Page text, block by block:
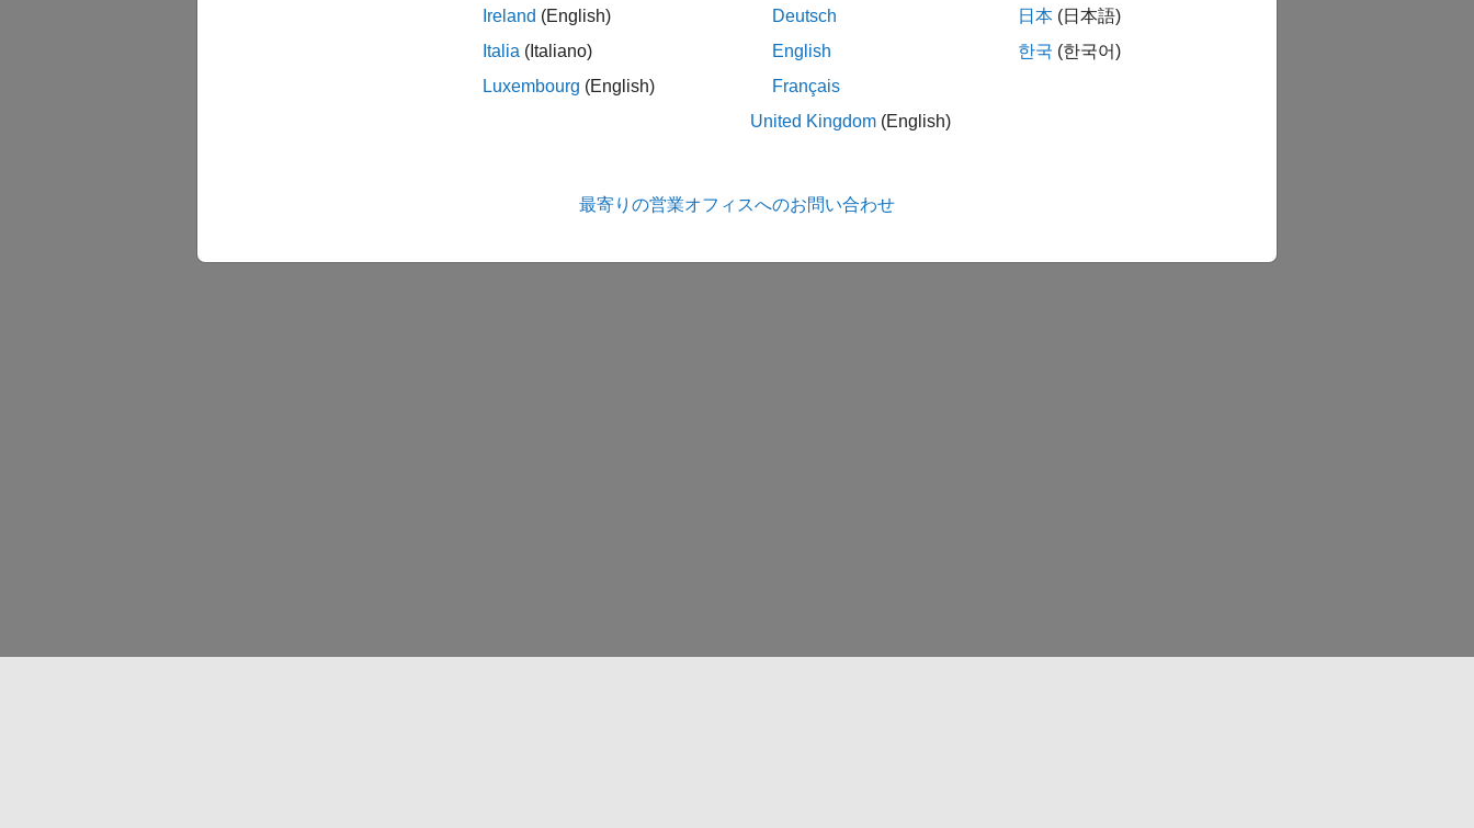
Ireland (English)
Italia (Italiano)
Luxembourg (English)
Deutsch
English
Français
United Kingdom (English)
日本 (日本語)
한국 (한국어)
最寄りの営業オフィスへのお問い合わせ